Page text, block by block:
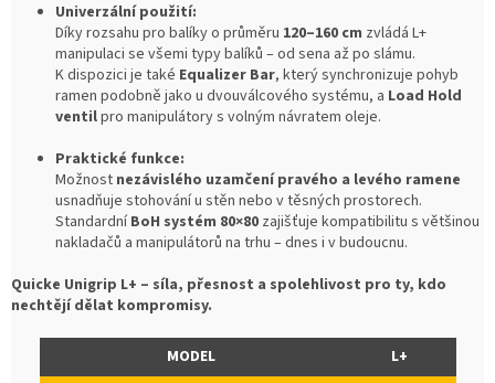
Univerzální použití:
Díky rozsahu pro balíky o průměru 120–160 cm zvládá L+
manipulaci se všemi typy balíků – od sena až po slámu.
K dispozici je také Equalizer Bar, který synchronizuje pohyb
ramen podobně jako u dvouválcového systému, a Load Hold
ventilpro manipulátory s volným návratem oleje.
Praktické funkce:
Možnost nezávislého uzamčení pravého a levého ramene
usnadňuje stohování u stěn nebo v těsných prostorech.
StandardníBoH systém 80×80 zajišťuje kompatibilitu s většinou
nakladačů a manipulátorů na trhu – dnes i v budoucnu.
Quicke Unigrip L+ – síla, přesnost a spolehlivost pro ty, kdo
nechtějí dělat kompromisy.
MODEL
L+